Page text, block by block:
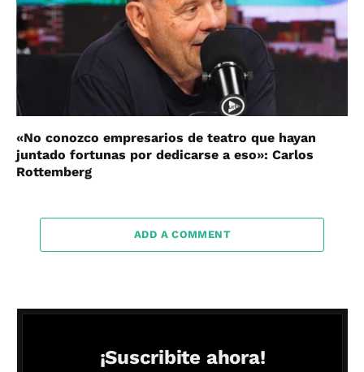
«No conozco empresarios de teatro que hayan
juntado fortunas por dedicarse a eso»: Carlos
Rottemberg
ADD A COMMENT
¡Suscribite ahora!